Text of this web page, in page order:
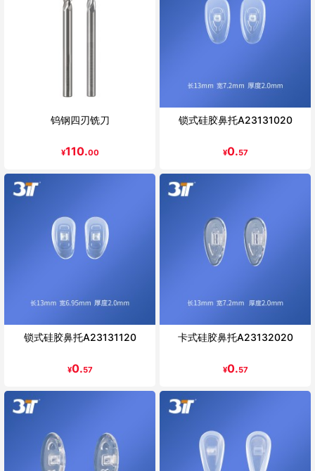
钨钢四刃铣刀
¥110.00
锁式硅胶鼻托A23131020
¥0.57
锁式硅胶鼻托A23131120
¥0.57
卡式硅胶鼻托A23132020
¥0.57